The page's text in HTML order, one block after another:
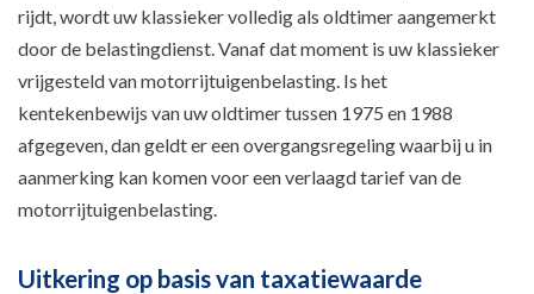
rijdt, wordt uw klassieker volledig als oldtimer aangemerkt
door de belastingdienst. Vanaf dat moment is uw klassieker
vrijgesteld van motorrijtuigenbelasting. Is het
kentekenbewijs van uw oldtimer tussen 1975 en 1988
afgegeven, dan geldt er een overgangsregeling waarbij u in
aanmerking kan komen voor een verlaagd tarief van de
motorrijtuigenbelasting.
Uitkering op basis van taxatiewaarde